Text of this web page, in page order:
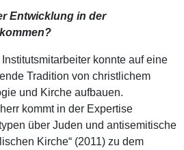
Entwicklung in der
konnte auf eine
Tradition von christlichem
und Kirche aufbauen.
kommt in der Expertise
über Juden und antisemitische
Kirche“ (2011) zu dem